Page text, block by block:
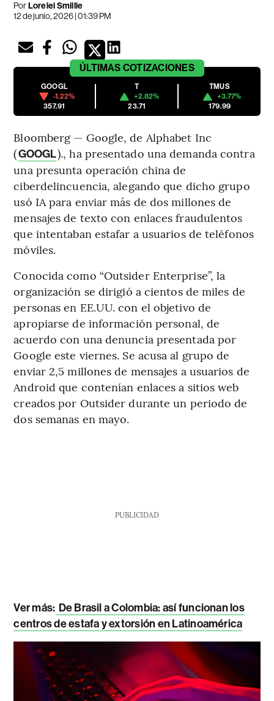
PorLorelei Smillie
12 de junio, 2026 | 01:39 PM
ÚLTIMAS COTIZACIONES
GOOGL
-1.22%
357.91
T
+2.82%
23.71
TMUS
+3.77%
179.99
Bloomberg — Google, de Alphabet Inc
(GOOGL)., ha presentado una demanda contra
una presunta operación china de
ciberdelincuencia, alegando que dicho grupo
usó IA para enviar más de dos millones de
mensajes de texto con enlaces fraudulentos
que intentaban estafar a usuarios de teléfonos
móviles.
Conocida como “Outsider Enterprise”, la
organización se dirigió a cientos de miles de
personas en EE.UU. con el objetivo de
apropiarse de información personal, de
acuerdo con una denuncia presentada por
Google este viernes. Se acusa al grupo de
enviar 2,5 millones de mensajes a usuarios de
Android que contenían enlaces a sitios web
creados por Outsider durante un periodo de
dos semanas en mayo.
PUBLICIDAD
Ver más: De Brasil a Colombia: así funcionan los
centros de estafa y extorsión en Latinoamérica